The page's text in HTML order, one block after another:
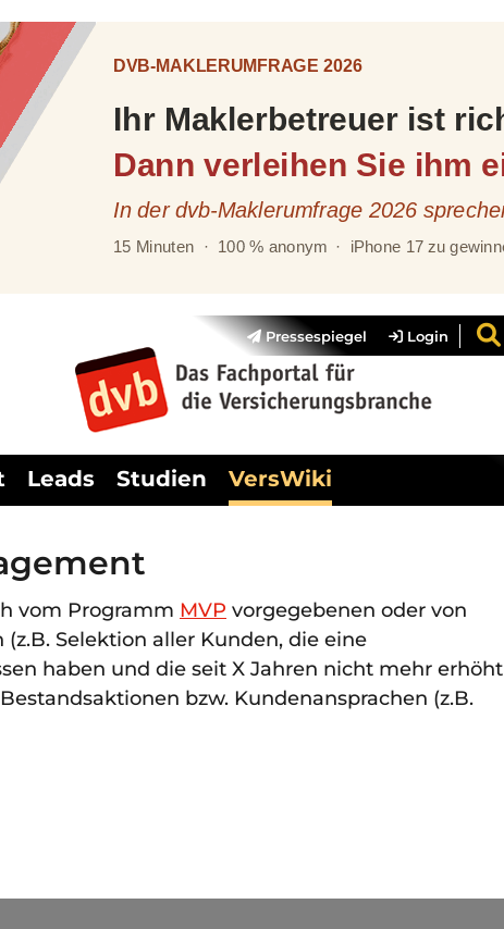
Pressespiegel Login
Leads Studien VersWiki
vom Programm MVP vorgegebenen oder von
Selektion aller Kunden, die eine
haben und die seit X Jahren nicht mehr erhöht
bzw. Kundenansprachen (z.B.